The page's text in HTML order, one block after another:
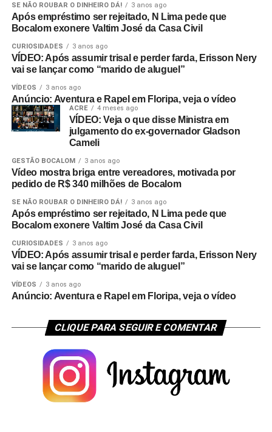
SE NÃO ROUBAR O DINHEIRO DÁ! 3 anos ago
Após empréstimo ser rejeitado, N Lima pede que
Bocalom exonere Valtim José da Casa Civil
CURIOSIDADES 3 anos ago
VÍDEO: Após assumir trisal e perder farda, Erisson Nery
vai se lançar como “marido de aluguel”
VÍDEOS 3 anos ago
Anúncio: Aventura e Rapel em Floripa, veja o vídeo
ACRE 4 meses ago
VÍDEO: Veja o que disse Ministra em
julgamento do ex-governador Gladson
Cameli
GESTÃO BOCALOM 3 anos ago
Vídeo mostra briga entre vereadores, motivada por
pedido de R$ 340 milhões de Bocalom
SE NÃO ROUBAR O DINHEIRO DÁ! 3 anos ago
Após empréstimo ser rejeitado, N Lima pede que
Bocalom exonere Valtim José da Casa Civil
CURIOSIDADES 3 anos ago
VÍDEO: Após assumir trisal e perder farda, Erisson Nery
vai se lançar como “marido de aluguel”
VÍDEOS 3 anos ago
Anúncio: Aventura e Rapel em Floripa, veja o vídeo
CLIQUE PARA SEGUIR E COMENTAR